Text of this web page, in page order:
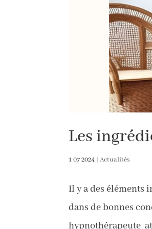
Les
1 07 2024 |Actualités
Il y a des éléments
dans de bonnes
hypnothérapeute